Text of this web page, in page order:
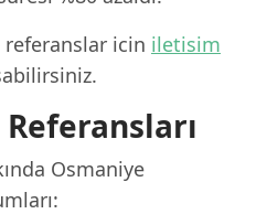
referanslar icin iletisim
Osmaniye